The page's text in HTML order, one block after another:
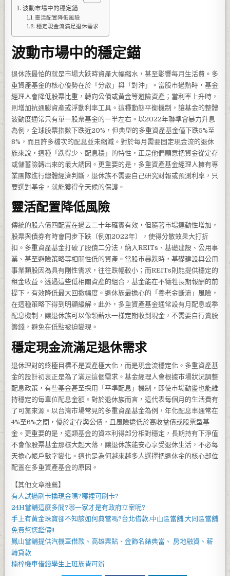
波動市場中的穩定錨
靈活配置降低風險
穩定現金流滿足退休需求
波動市場中的穩定錨
退休族最怕的就是市場大跌時資產大幅縮水，甚至影響每月生活費。多
重資產基金的核心優勢在於「分散」與「對沖」。當股市過熱時，基金
經理人會降低股票比重，轉向公債或黃金等避險資產；當利率上升時，
則增加抗通膨資產或浮動利率工具。這種動態平衡機制，讓基金的整體
波動度通常只有單一股票基金的一半左右。以2022年聯準會暴力升息
為例，全球股票指數下跌近20%，但典型的多重資產基金僅下跌5%至
8%，而且許多檔次的配息並未縮減。對於每月需要固定現金流的退休
族來說，這種「跌得少、配息穩」的特性，正是他們願意把資金從定存
或儲蓄險轉出來的最大誘因。更重要的是，多重資產基金經理人擁有專
業團隊進行總體經濟判斷，退休族不需要自己研究財報或預測利率，只
要選對基金，就能獲得全天候的保護。
靈活配置降低風險
傳統的股六債四配置在過去二十年確實有效，但隨著市場連動性增加，
股票與債券有時會同步下跌（例如2022年），使得分散效果大打折
扣。多重資產基金打破了股債二分法，納入REITs、基礎建設、公用事
業、甚至避險策略等相關性低的資產。當股市暴跌時，基礎建設與公用
事業類股因為具有剛性需求，往往跌幅較小；而REITs則能提供穩定的
租金收益。透過這些低相關資產的組合，基金能在不犧牲長期報酬的前
提下，有效降低最大回撤幅度。退休族最擔心的「養老金斷流」風險，
在這種策略下得到明顯緩解。此外，多重資產基金通常設有月配息或季
配息機制，讓退休族可以像領薪水一樣定期收到現金，不需要自行賣股
籌錢，避免在低點被迫變現。
穩定現金流滿足退休需求
退休理財的終極目標不是資產極大化，而是現金流穩定化。多重資產基
金的設計初衷正是為了滿足這個需求。基金經理人會根據市場狀況調整
配息政策，有些基金甚至採用「平準配息」機制，即使市場動盪也能維
持穩定的每單位配息金額。對於退休族而言，這代表每個月的生活費有
了可靠來源。以台灣市場常見的多重資產基金為例，年化配息率通常在
4%至6%之間，優於定存與公債，且風險遠低於高收益債或股票型基
金。更重要的是，這類基金的資本利得部分相對穩定，長期持有下淨值
不會像股票基金那樣大起大落，讓退休族能安心享受退休生活，不必每
天擔心帳戶數字變化。這也是為何越來越多人選擇把退休金的核心部位
配置在多重資產基金的原因。
【其他文章推薦】
有人試過刷卡換現金嗎?哪裡可刷卡?
24H當舖這麼多間?哪一家才是有政府立案呢?
手上有黃金珠寶卻不知該如何典當嗎?台北借款,中山區當舖,大同區當舖
免費幫您鑑價!!
鳳山當舖提供汽機車借款、高雄票貼、金飾名錶典當、 房地融資、薪
轉貸款
楠梓機車借錢學生上班族皆可辦